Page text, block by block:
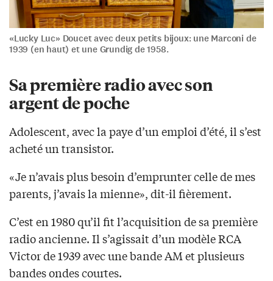
«Lucky Luc» Doucet avec deux petits bijoux: une Marconi de
1939 (en haut) et une Grundig de 1958.
Sa première radio avec son
argent de poche
Adolescent, avec la paye d’un emploi d’été, il s’est
acheté un transistor.
«Je n’avais plus besoin d’emprunter celle de mes
parents, j’avais la mienne», dit-il fièrement.
C’est en 1980 qu’il fit l’acquisition de sa première
radio ancienne. Il s’agissait d’un modèle RCA
Victor de 1939 avec une bande AM et plusieurs
bandes ondes courtes.